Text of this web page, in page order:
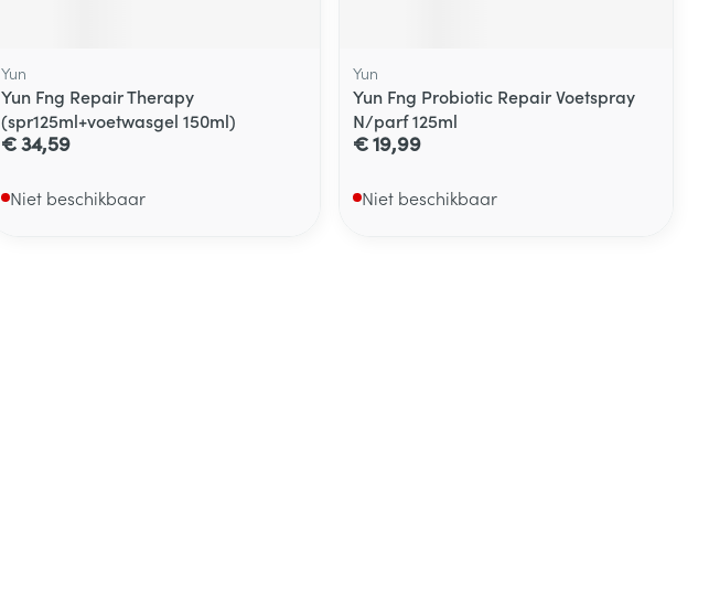
Yun
Yun Fng Repair Therapy
(spr125ml+voetwasgel 150ml)
€ 34,59
Niet beschikbaar
Yun
Yun Fng Probiotic Repair Voetspray
N/parf 125ml
€ 19,99
Niet beschikbaar